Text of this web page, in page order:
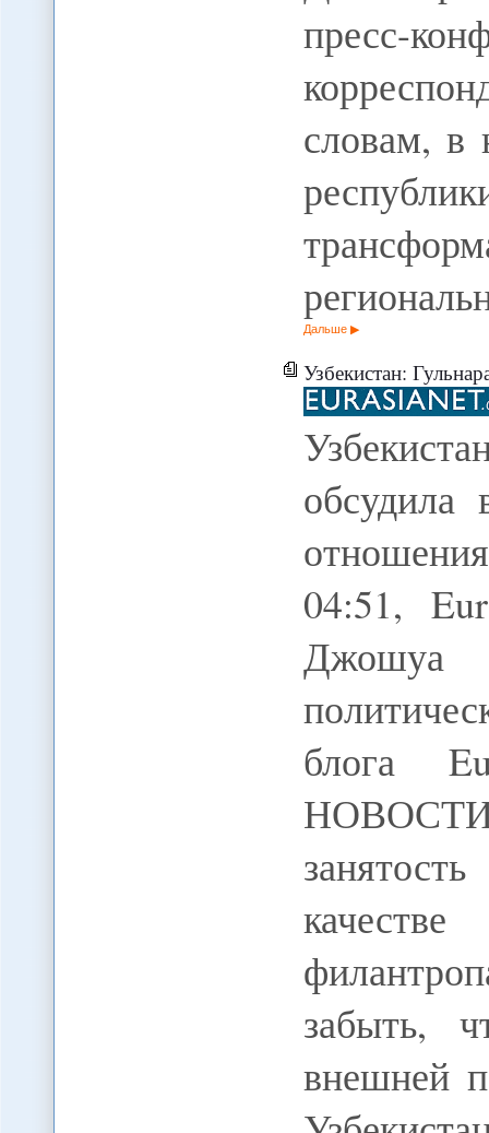
пресс-
словам, в
Дальше
Узбекистан: Гульнара
обсудила
04:51,
блога
забыть,
внешней